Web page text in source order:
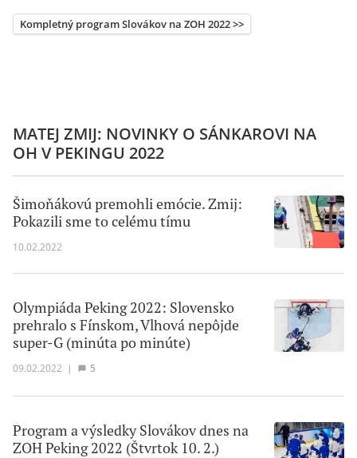
Kompletný program Slovákov na ZOH 2022 >>
MATEJ ZMIJ: NOVINKY O SÁNKAROVI NA
OH V PEKINGU 2022
Šimoňákovú premohli emócie. Zmij:
Pokazili sme to celému tímu
10.02.2022
Olympiáda Peking 2022: Slovensko
prehralo s Fínskom, Vlhová nepôjde
super-G (minúta po minúte)
09.02.2022 | 5
Program a výsledky Slovákov dnes na
ZOH Peking 2022 (Štvrtok 10. 2.)